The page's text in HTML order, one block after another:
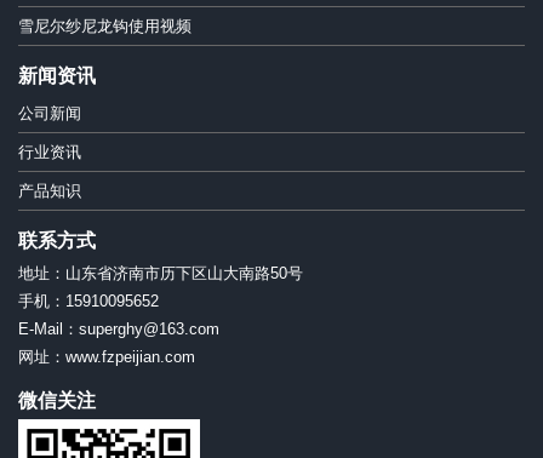
雪尼尔纱尼龙钩使用视频
新闻资讯
公司新闻
行业资讯
产品知识
联系方式
地址：山东省济南市历下区山大南路50号
手机：15910095652
E-Mail：superghy@163.com
网址：www.fzpeijian.com
微信关注